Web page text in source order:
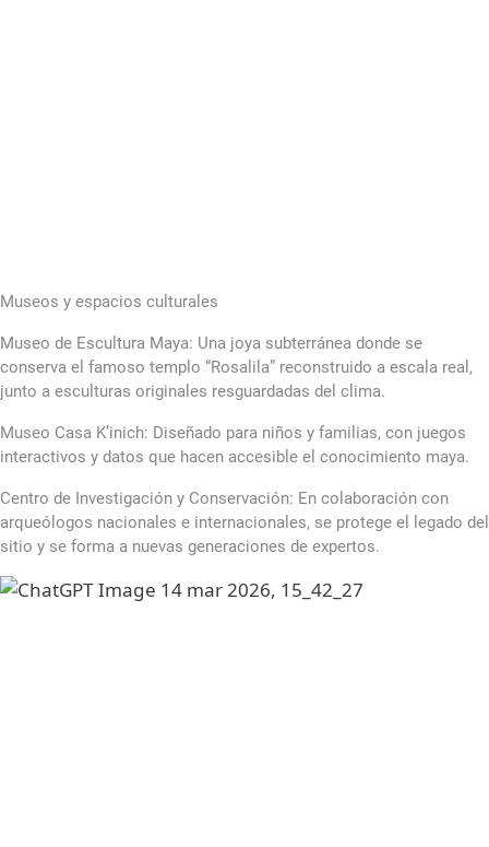
Museos y espacios culturales
Museo de Escultura Maya: Una joya subterránea donde se
conserva el famoso templo “Rosalila” reconstruido a escala real,
junto a esculturas originales resguardadas del clima.
Museo Casa K’inich: Diseñado para niños y familias, con juegos
interactivos y datos que hacen accesible el conocimiento maya.
Centro de Investigación y Conservación: En colaboración con
arqueólogos nacionales e internacionales, se protege el legado del
sitio y se forma a nuevas generaciones de expertos.